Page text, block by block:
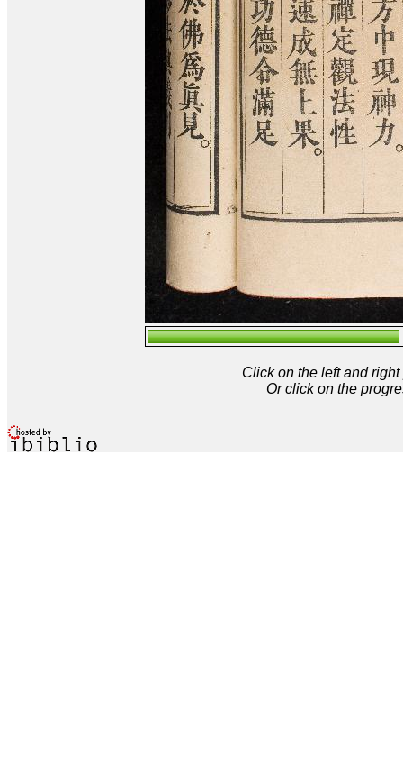
Click on the left and
Or click on the